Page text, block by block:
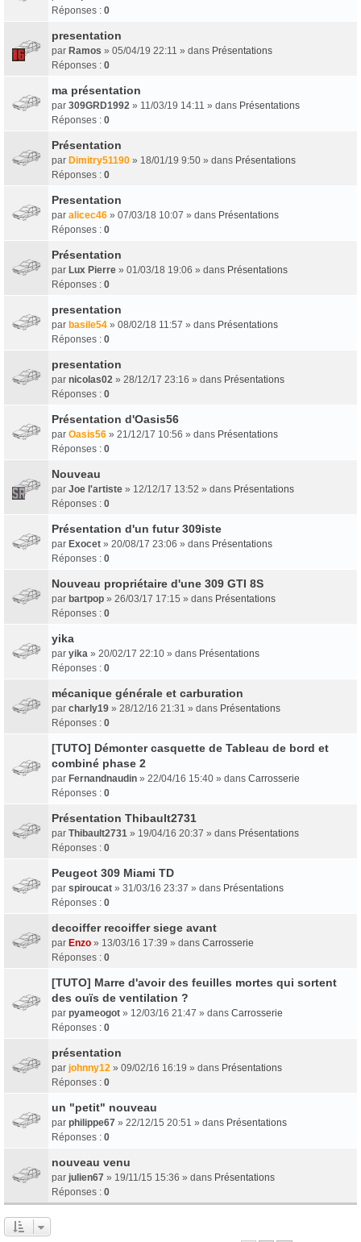
Réponses : 0
presentation
par Ramos » 05/04/19 22:11 » dans Présentations
Réponses : 0
ma présentation
par 309GRD1992 » 11/03/19 14:11 » dans Présentations
Réponses : 0
Présentation
par Dimitry51190 » 18/01/19 9:50 » dans Présentations
Réponses : 0
Presentation
par alicec46 » 07/03/18 10:07 » dans Présentations
Réponses : 0
Présentation
par Lux Pierre » 01/03/18 19:06 » dans Présentations
Réponses : 0
presentation
par basile54 » 08/02/18 11:57 » dans Présentations
Réponses : 0
presentation
par nicolas02 » 28/12/17 23:16 » dans Présentations
Réponses : 0
Présentation d'Oasis56
par Oasis56 » 21/12/17 10:56 » dans Présentations
Réponses : 0
Nouveau
par Joe l'artiste » 12/12/17 13:52 » dans Présentations
Réponses : 0
Présentation d'un futur 309iste
par Exocet » 20/08/17 23:06 » dans Présentations
Réponses : 0
Nouveau propriétaire d'une 309 GTI 8S
par bartpop » 26/03/17 17:15 » dans Présentations
Réponses : 0
yika
par yika » 20/02/17 22:10 » dans Présentations
Réponses : 0
mécanique générale et carburation
par charly19 » 28/12/16 21:31 » dans Présentations
Réponses : 0
[TUTO] Démonter casquette de Tableau de bord et
combiné phase 2
par Fernandnaudin » 22/04/16 15:40 » dans Carrosserie
Réponses : 0
Présentation Thibault2731
par Thibault2731 » 19/04/16 20:37 » dans Présentations
Réponses : 0
Peugeot 309 Miami TD
par spiroucat » 31/03/16 23:37 » dans Présentations
Réponses : 0
decoiffer recoiffer siege avant
par Enzo » 13/03/16 17:39 » dans Carrosserie
Réponses : 0
[TUTO] Marre d'avoir des feuilles mortes qui sortent
des ouïs de ventilation ?
par pyameogot » 12/03/16 21:47 » dans Carrosserie
Réponses : 0
présentation
par johnny12 » 09/02/16 16:19 » dans Présentations
Réponses : 0
un "petit" nouveau
par philippe67 » 22/12/15 20:51 » dans Présentations
Réponses : 0
nouveau venu
par julien67 » 19/11/15 15:36 » dans Présentations
Réponses : 0